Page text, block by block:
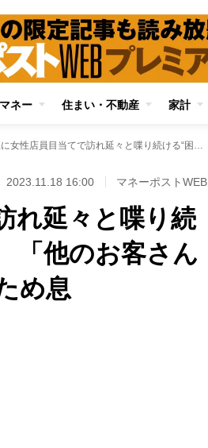
マネー 住まい・不動産 家計
居酒屋に女性店員目当てで訪れ延々と喋り続ける“困った男性客”の実態 「他のお客さんに申し訳ない…」と女将もため息
2023.11.18 16:00 マネーポストWEB
れ延々と喋り続
「他のお客さん
め息